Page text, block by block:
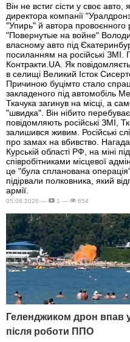
Він не встиг сісти у своє
директора компанії
"Упирь" й автора провоєнного
"Повернутые на войне"
власному авто під
посиланням на російські
Контракти.UA. Як
в селищі Великий Істок
Причиною буцімто стало
закладеного під автомобіль
Ткачука загинув на місці, а
"швидка". Він нібито
повідомляють російські ЗМІ,
залишився живим. Російські
про замах на вбивство.
Курській області РФ, на міні
співробітниками місцевої
це "була спланована
підірвали полковника, який
армії.
05.08.2026 — 1 — 654
Геленджиком дрон впав
після роботи ППО